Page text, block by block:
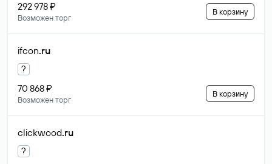
292 978 ₽
Возможен торг
В корзину
ifcon.ru
?
70 868 ₽
Возможен торг
В корзину
clickwood.ru
?